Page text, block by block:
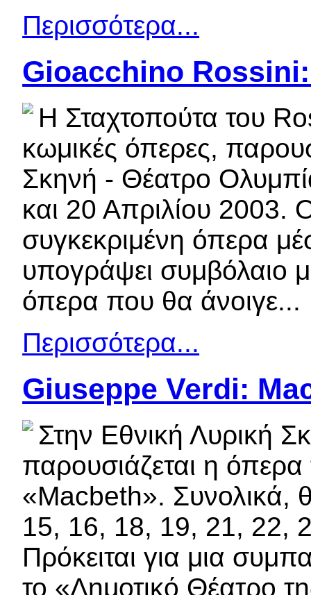
Περισσότερα...
Gioacchino
Η Σταχτοπούτα του
κωμικές όπερες,
Σκηνή - Θέατρο
και 20 Απριλίου
συγκεκριμένη όπερα
υπογράψει συμβόλαιο
όπερα που θα άνοιγε...
Περισσότερα...
Giuseppe Verdi:
Στην Εθνική Λυρική
παρουσιάζεται η
«Macbeth». Συνολικά,
15, 16, 18, 19, 21, 22,
Πρόκειται για μια
το «Δημοτικό Θέατρο